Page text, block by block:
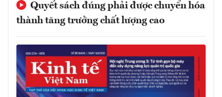
Quyết sách đúng phải được chuyển hóa
thành tăng trưởng chất lượng cao